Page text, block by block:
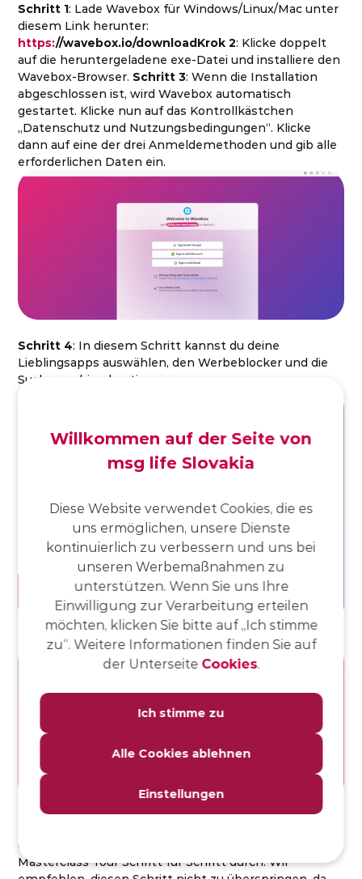
Schritt 1: Lade Wavebox für Windows/Linux/Mac unter
diesem Link herunter:
https://wavebox.io/downloadKrok 2: Klicke doppelt
auf die heruntergeladene exe-Datei und installiere den
Wavebox-Browser. Schritt 3: Wenn die Installation
abgeschlossen ist, wird Wavebox automatisch
gestartet. Klicke nun auf das Kontrollkästchen
„Datenschutz und Nutzungsbedingungen“. Klicke
dann auf eine der drei Anmeldemethoden und gib alle
erforderlichen Daten ein.
Schritt 4: In diesem Schritt kannst du deine
Lieblingsapps auswählen, den Werbeblocker und die
Suchmaschine bestimmen.
deinen Browser auswählen.
Masterclass Tour Schritt für Schritt durch. Wir
Willkommen auf der Seite von
msg life Slovakia
Diese Website verwendet Cookies, die es
uns ermöglichen, unsere Dienste
kontinuierlich zu verbessern und uns bei
unseren Werbemaßnahmen zu
unterstützen. Wenn Sie uns Ihre
Einwilligung zur Verarbeitung erteilen
möchten, klicken Sie bitte auf „Ich stimme
zu“. Weitere Informationen finden Sie auf
der Unterseite Cookies.
Ich stimme zu
Alle Cookies ablehnen
Einstellungen